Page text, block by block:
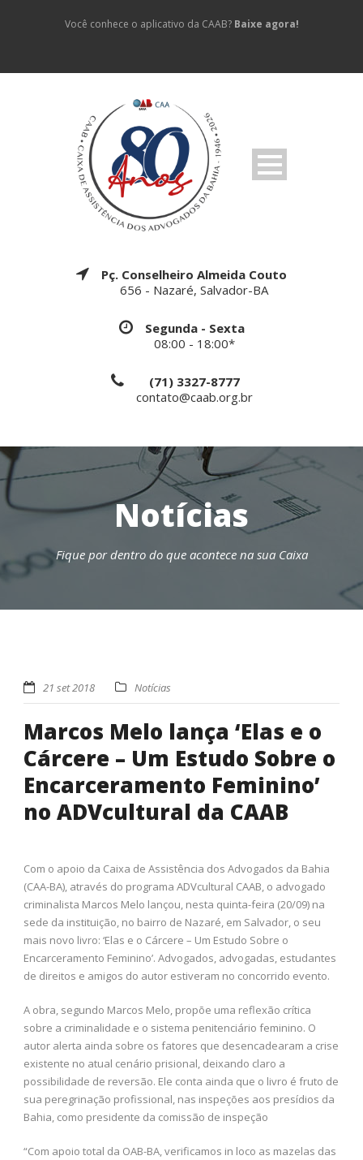
Você conhece o aplicativo da CAAB? Baixe agora!
Pç. Conselheiro Almeida Couto
656 - Nazaré, Salvador-BA
Segunda - Sexta
08:00 - 18:00*
(71) 3327-8777
contato@caab.org.br
Notícias
Fique por dentro do que acontece na sua Caixa
21 set 2018 Notícias
Marcos Melo lança ‘Elas e o
Cárcere – Um Estudo Sobre o
Encarceramento Feminino’
no ADVcultural da CAAB
Com o apoio da Caixa de Assistência dos Advogados da Bahia
(CAA-BA), através do programa ADVcultural CAAB, o advogado
criminalista Marcos Melo lançou, nesta quinta-feira (20/09) na
sede da instituição, no bairro de Nazaré, em Salvador, o seu
mais novo livro: ‘Elas e o Cárcere – Um Estudo Sobre o
Encarceramento Feminino’. Advogados, advogadas, estudantes
de direitos e amigos do autor estiveram no concorrido evento.
A obra, segundo Marcos Melo, propõe uma reflexão crítica
sobre a criminalidade e o sistema penitenciário feminino. O
autor alerta ainda sobre os fatores que desencadearam a crise
existente no atual cenário prisional, deixando claro a
possibilidade de reversão. Ele conta ainda que o livro é fruto de
sua peregrinação profissional, nas inspeções aos presídios da
Bahia, como presidente da comissão de inspeção
“Com apoio total da OAB-BA, verificamos in loco as mazelas das